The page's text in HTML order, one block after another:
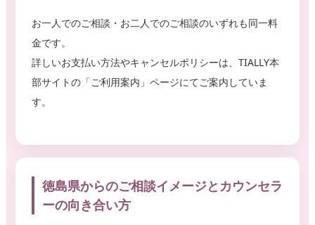
お一人でのご相談・お二人でのご相談のいずれも同一料
金です。
詳しいお支払い方法やキャンセルポリシーは、TIALLY本
部サイトの「ご利用案内」ページにてご案内していま
す。
徳島県からのご相談イメージとカウンセラ
ーの向き合い方